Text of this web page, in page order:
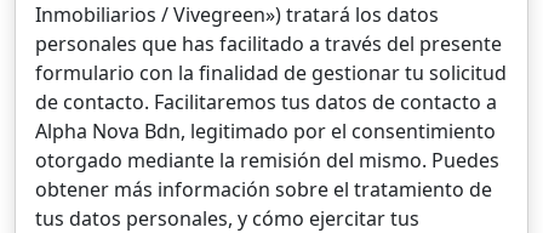
Inmobiliarios / Vivegreen») tratará los datos
personales que has facilitado a través del presente
formulario con la finalidad de gestionar tu solicitud
de contacto. Facilitaremos tus datos de contacto a
Alpha Nova Bdn, legitimado por el consentimiento
otorgado mediante la remisión del mismo. Puedes
obtener más información sobre el tratamiento de
tus datos personales, y cómo ejercitar tus